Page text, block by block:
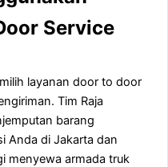
Service
layanan door to door
Tim Raja
barang
Anda di Jakarta dan
menyewa armada truk